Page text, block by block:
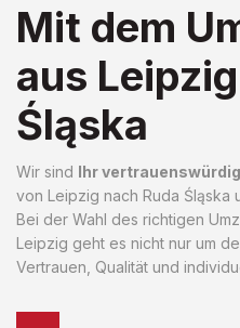
Mit dem
aus
Śląska
Wir sind Ihr
von Leipzig nach Ruda Śląska
Bei der Wahl des richtigen
Leipzig geht es nicht nur um
Vertrauen, Qualität und